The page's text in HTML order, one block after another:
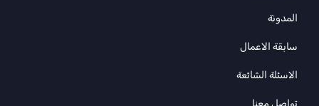
المدونة
سابقة الاعمال
الاسئلة الشائعة
تواصل معنا